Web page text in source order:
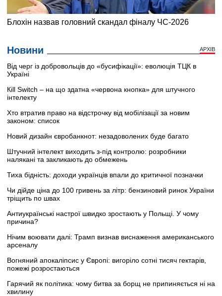
Новини АРХІВ
Від черг із добровольців до «бусифікації»: еволюція ТЦК в
Україні
Кill Switch – на що здатна «червона кнопка» для штучного
інтелекту
Хто втратив право на відстрочку від мобілізації за новим
законом: список
Новий дизайн євробанкнот: незадоволених буде багато
Штучний інтелект виходить з-під контролю: розробники
налякані та закликають до обмежень
Тиха бідність: доходи українців впали до критичної позначки
Чи дійде ціна до 100 гривень за літр: бензиновий ринок України
тріщить по швах
Антиукраїнські настрої швидко зростають у Польщі. У чому
причина?
Нічим воювати далі: Трамп визнав виснаження американського
арсеналу
Вогняний апокаліпсис у Європі: вигоріло сотні тисяч гектарів,
пожежі розростаються
Гарячий як політика: чому битва за борщ не припиняється ні на
хвилину